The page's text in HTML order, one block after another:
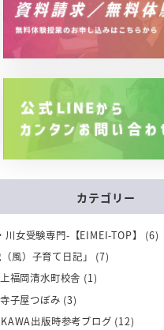
カテゴリー
川女受験専門-【EIMEI-TOP】
(6)
（風）子育て日記」
(7)
福岡清水町校舎 (1)
子屋つぼみ (3)
出版時参考ブログ (12)